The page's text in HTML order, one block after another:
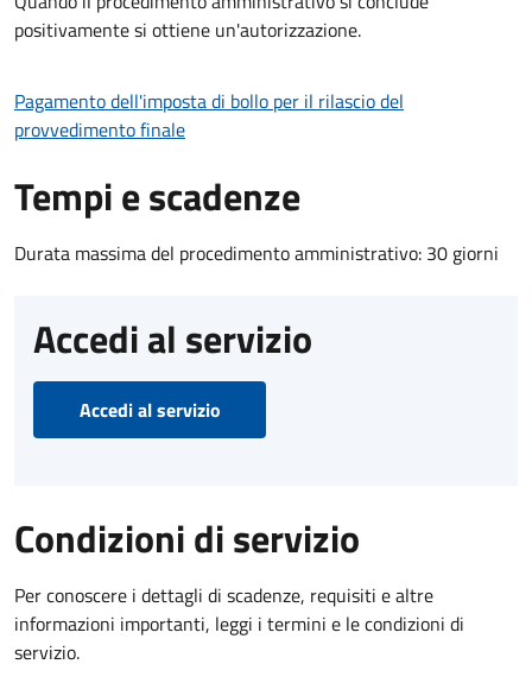
positivamente si ottiene un'autorizzazione.
Pagamento dell'imposta di bollo per il rilascio del
provvedimento finale
Tempi e scadenze
Durata massima del procedimento amministrativo: 30 giorni
Accedi al servizio
Accedi al servizio
Condizioni di servizio
Per conoscere i dettagli di scadenze, requisiti e altre
informazioni importanti, leggi i termini e le condizioni di
servizio.